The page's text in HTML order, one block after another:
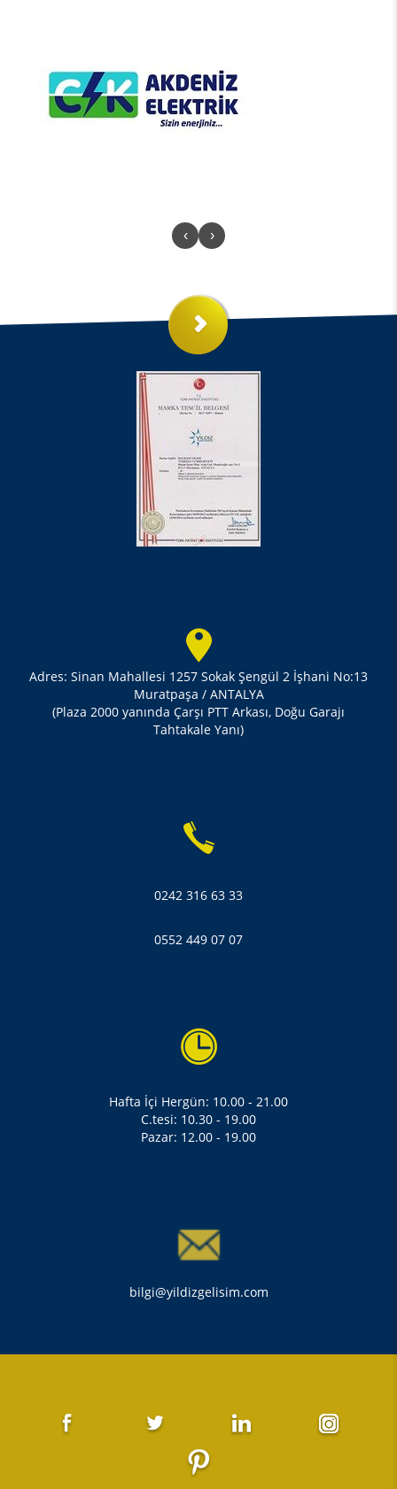
‹ ›
Adres: Sinan Mahallesi 1257 Sokak Şengül 2 İşhani No:13
Muratpaşa / ANTALYA
(Plaza 2000 yanında Çarşı PTT Arkası, Doğu Garajı
Tahtakale Yanı)
0242 316 63 33
0552 449 07 07
Hafta İçi Hergün: 10.00 - 21.00
C.tesi: 10.30 - 19.00
Pazar: 12.00 - 19.00
bilgi@yildizgelisim.com